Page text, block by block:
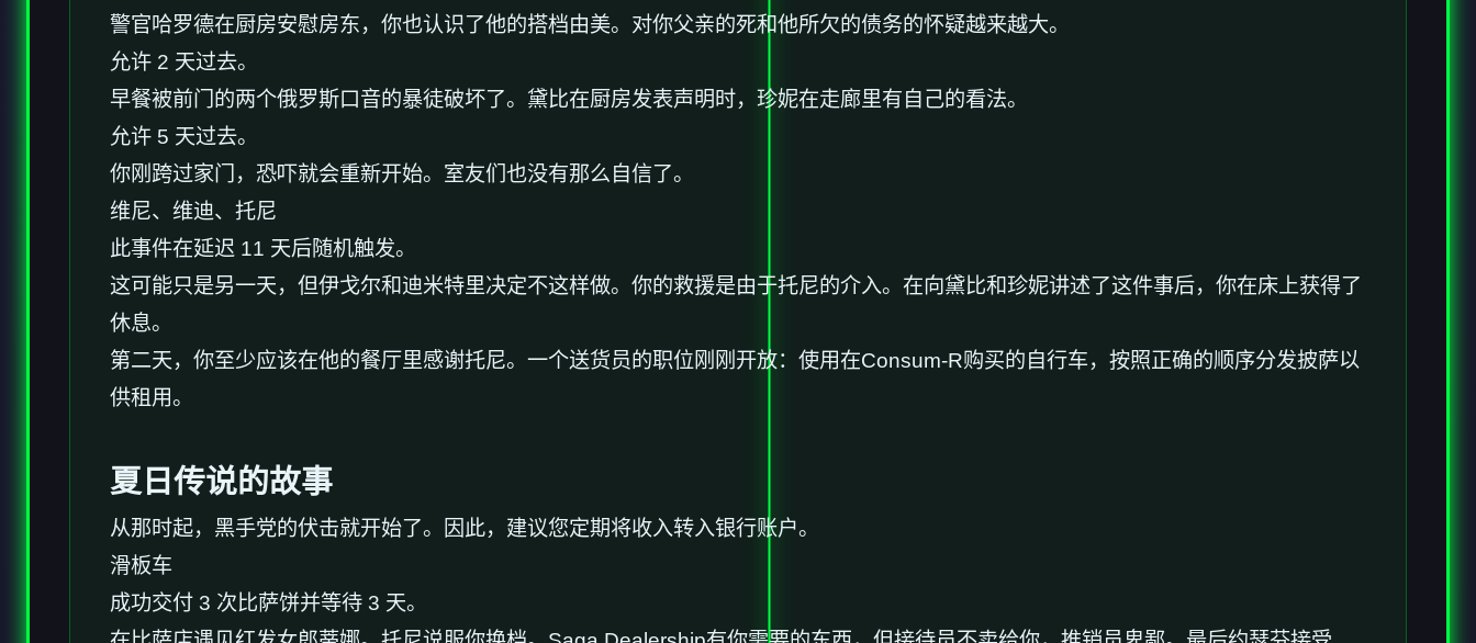
警官哈罗德在厨房安慰房东，你也认识了他的搭档由美。对你父亲的死和他所欠的债务的怀疑越来越大。
允许 2 天过去。
早餐被前门的两个俄罗斯口音的暴徒破坏了。黛比在厨房发表声明时，珍妮在走廊里有自己的看法。
允许 5 天过去。
你刚跨过家门，恐吓就会重新开始。室友们也没有那么自信了。
维尼、维迪、托尼
此事件在延迟 11 天后随机触发。
这可能只是另一天，但伊戈尔和迪米特里决定不这样做。你的救援是由于托尼的介入。在向黛比和珍妮讲述了这件事后，你在床上获得了
休息。
第二天，你至少应该在他的餐厅里感谢托尼。一个送货员的职位刚刚开放：使用在Consum-R购买的自行车，按照正确的顺序分发披萨以
供租用。
夏日传说的故事
从那时起，黑手党的伏击就开始了。因此，建议您定期将收入转入银行账户。
滑板车
成功交付 3 次比萨饼并等待 3 天。